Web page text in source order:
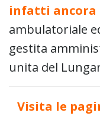
infatti ancora
ambulatoriale
gestita
unita del
Visita le